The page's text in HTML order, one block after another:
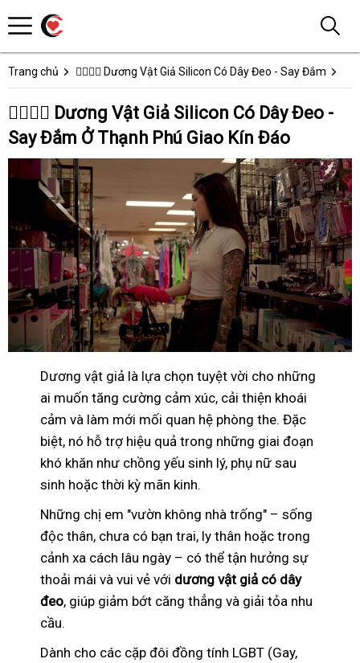
Trang chủ 👩‍❤️‍💋‍👨 Dương Vật Giả Silicon Có Dây Đeo - Say Đắm
👩‍❤️‍💋‍👨 Dương Vật Giả Silicon Có Dây Đeo -
Say Đắm Ở Thạnh Phú Giao Kín Đáo
Dương vật giả là lựa chọn tuyệt vời cho những
ai muốn tăng cường cảm xúc, cải thiện khoái
cảm và làm mới mối quan hệ phòng the. Đặc
biệt, nó hỗ trợ hiệu quả trong những giai đoạn
khó khăn như chồng yếu sinh lý, phụ nữ sau
sinh hoặc thời kỳ mãn kinh.
Những chị em "vườn không nhà trống" – sống
độc thân, chưa có bạn trai, ly thân hoặc trong
cảnh xa cách lâu ngày – có thể tận hưởng sự
thoải mái và vui vẻ với dương vật giả có dây
đeo, giúp giảm bớt căng thẳng và giải tỏa nhu
cầu.
Dành cho các cặp đôi đồng tính LGBT (Gay,